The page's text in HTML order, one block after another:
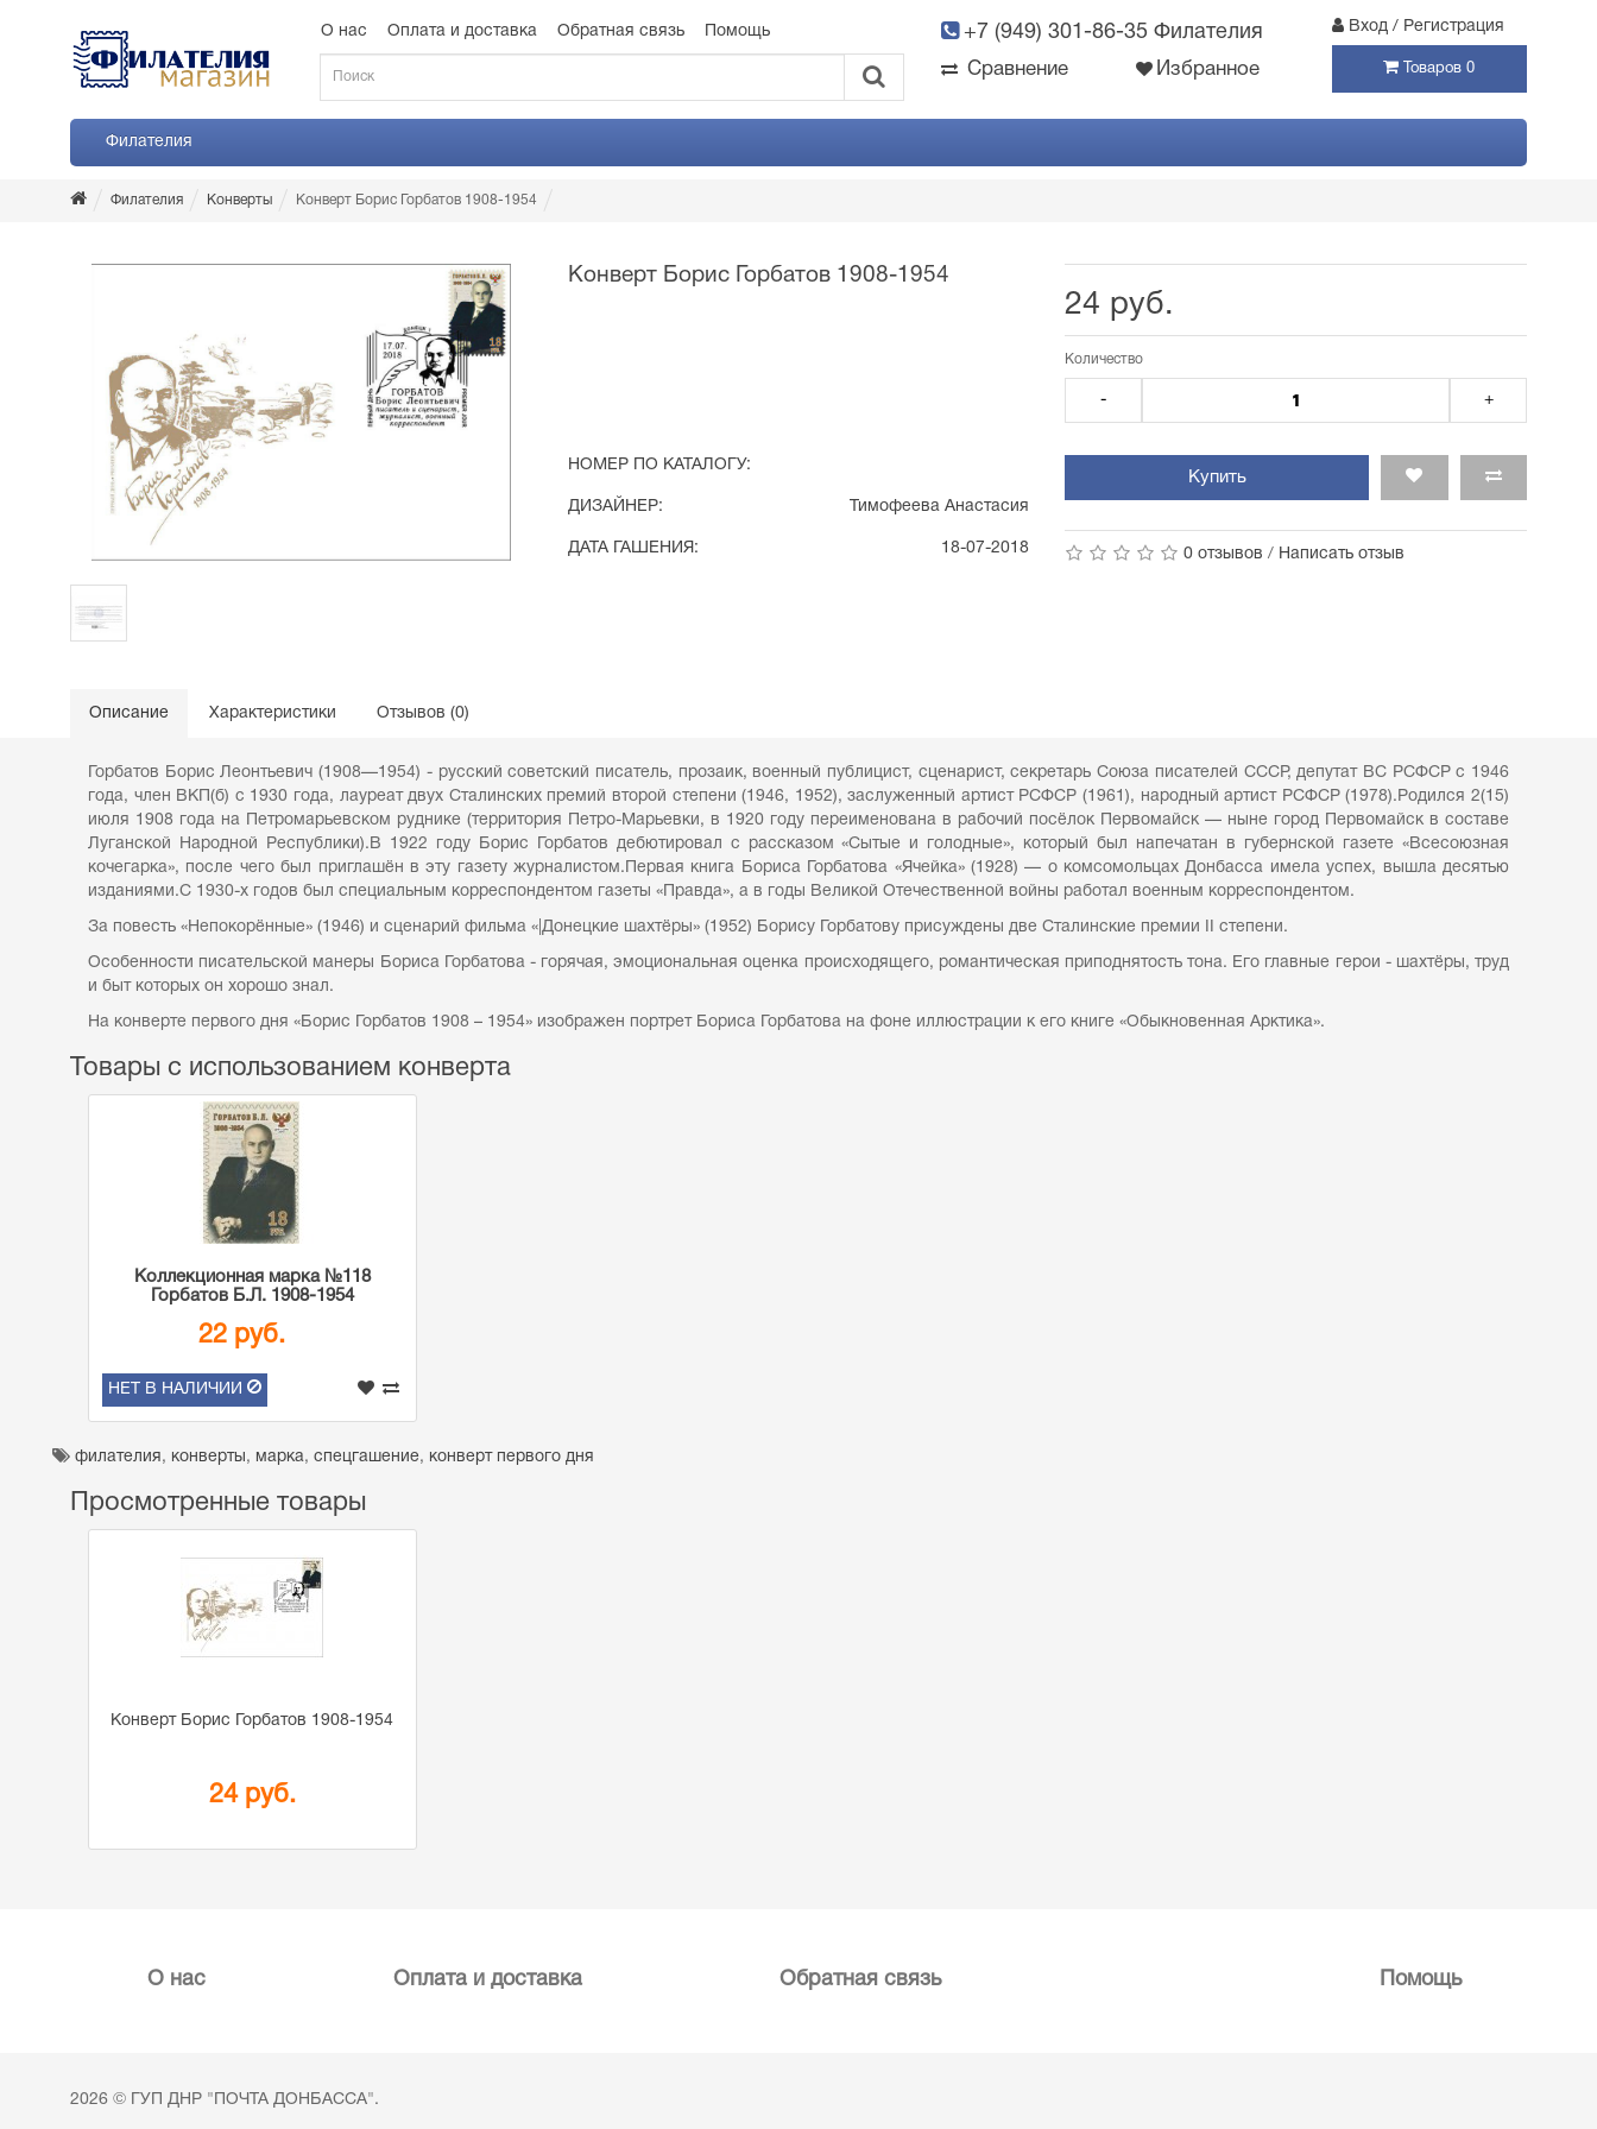
О нас Оплата и доставка Обратная связь Помощь +7 (949) 301-86-35 Филателия Вход / Регистрация
Сравнение Избранное Товаров 0
Филателия
Филателия Конверты Конверт Борис Горбатов 1908-1954
Конверт Борис Горбатов 1908-1954
НОМЕР ПО КАТАЛОГУ:
ДИЗАЙНЕР: Тимофеева Анастасия
ДАТА ГАШЕНИЯ: 18-07-2018
24 руб.
Количество
- +
Купить
0 отзывов / Написать отзыв
Описание Характеристики Отзывов (0)
Горбатов Борис Леонтьевич (1908—1954) - русский советский писатель, прозаик, военный публицист, сценарист, секретарь Союза писателей СССР, депутат ВС РСФСР с 1946
года, член ВКП(б) с 1930 года, лауреат двух Сталинских премий второй степени (1946, 1952), заслуженный артист РСФСР (1961), народный артист РСФСР (1978).Родился 2(15)
июля 1908 года на Петромарьевском руднике (территория Петро-Марьевки, в 1920 году переименована в рабочий посёлок Первомайск — ныне город Первомайск в составе
Луганской Народной Республики).В 1922 году Борис Горбатов дебютировал с рассказом «Сытые и голодные», который был напечатан в губернской газете «Всесоюзная
кочегарка», после чего был приглашён в эту газету журналистом.Первая книга Бориса Горбатова «Ячейка» (1928) — о комсомольцах Донбасса имела успех, вышла десятью
изданиями.С 1930-х годов был специальным корреспондентом газеты «Правда», а в годы Великой Отечественной войны работал военным корреспондентом.
За повесть «Непокорённые» (1946) и сценарий фильма «|Донецкие шахтёры» (1952) Борису Горбатову присуждены две Сталинские премии II степени.
Особенности писательской манеры Бориса Горбатова - горячая, эмоциональная оценка происходящего, романтическая приподнятость тона. Его главные герои - шахтёры, труд
и быт которых он хорошо знал.
На конверте первого дня «Борис Горбатов 1908 – 1954» изображен портрет Бориса Горбатова на фоне иллюстрации к его книге «Обыкновенная Арктика».
Товары с использованием конверта
Коллекционная марка №118
Горбатов Б.Л. 1908-1954
22 руб.
НЕТ В НАЛИЧИИ
филателия , конверты , марка, спецгашение, конверт первого дня
Просмотренные товары
Конверт Борис Горбатов 1908-1954
24 руб.
О нас Оплата и доставка Обратная связь Помощь
2026 © ГУП ДНР "ПОЧТА ДОНБАССА".